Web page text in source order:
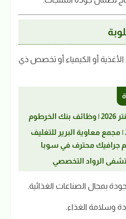
أو الكيمياء أو تخصص ذي
وظائف السودان 2026 | مجمع معاوية البرير للتغليف
جرافيك محترف في سوبا
الرواد التخصصي
بمجال الصناعات الغذائية.
وسلامة الغذاء.